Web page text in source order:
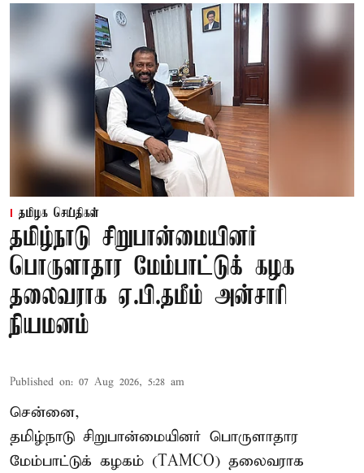
தமிழக செய்திகள்
தமிழ்நாடு சிறுபான்மையினர்
பொருளாதார மேம்பாட்டுக் கழக
தலைவராக ஏ.பி.தமீம் அன்சாரி
நியமனம்
Published on: 07 Aug 2026, 5:28 am
சென்னை,
தமிழ்நாடு சிறுபான்மையினர் பொருளாதார
மேம்பாட்டுக் கழகம் (TAMCO) தலைவராக